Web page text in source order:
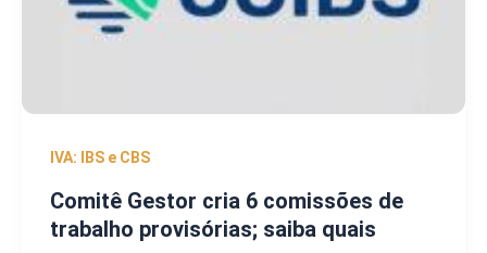
IVA: IBS e CBS
Comitê Gestor cria 6 comissões de
trabalho provisórias; saiba quais